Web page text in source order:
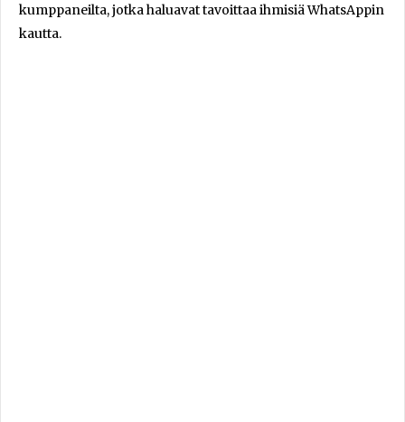
kumppaneilta, jotka haluavat tavoittaa ihmisiä WhatsAppin
kautta.